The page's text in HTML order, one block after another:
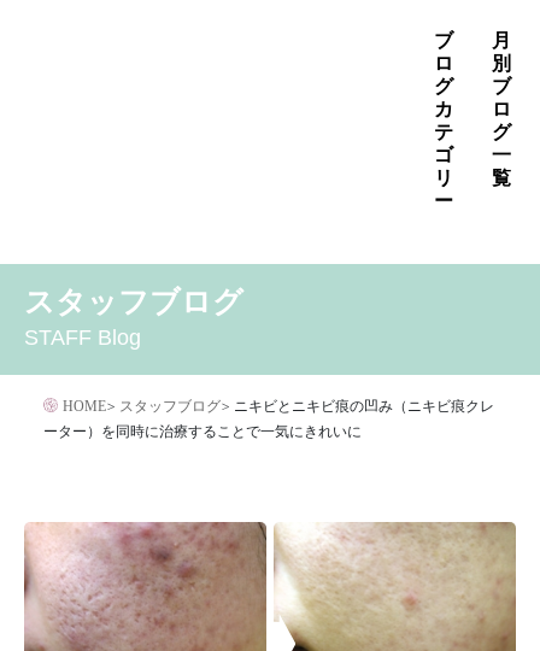
キ
ブ
ロ
グ
カ
テ
ゴ
リ
ー
その他の治療
たるみ治療
アレルギー・アトピー・花粉症
クリニック
サプリメント
タトゥー・刺青除去
ダイエット
トーニング
ニキビクリア
ニキビ治療
ニキビ痕の凹み（ニキビ痕のクレーター）
ニキビ痕の凹み（ニキビ痕のクレーター）オリジナル
月
別
ブ
ロ
グ
一
覧
2026年5月
2026年4月
2026年2月
スタッフブログ
STAFF Blog
HOME> スタッフブログ> ニキビとニキビ痕の凹み（ニキビ痕クレ
ーター）を同時に治療することで一気にきれいに